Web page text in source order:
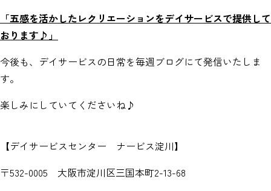
「五感を活かしたレクリエーションをデイサービスで提供して
おります♪」
今後も、デイサービスの日常を毎週ブログにて発信いたしま
す。
楽しみにしていてくださいね♪
【デイサービスセンター ナービス淀川】
〒532-0005 大阪市淀川区三国本町2-13-68